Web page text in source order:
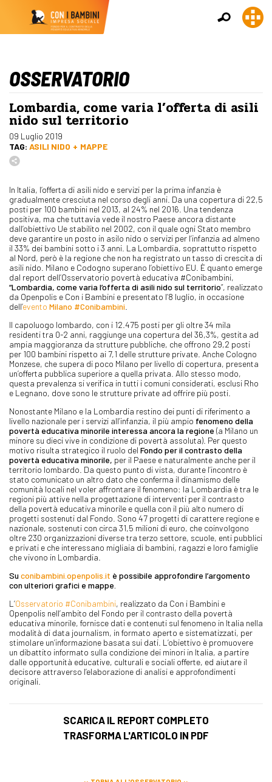
OSSERVATORIO
Lombardia, come varia l’offerta di asili
nido sul territorio
09 Luglio 2019
TAG: ASILI NIDO MAPPE
In Italia, l’offerta di asili nido e servizi per la prima infanzia è
gradualmente cresciuta nel corso degli anni. Da una copertura di 22,5
posti per 100 bambini nel 2013, al 24% nel 2016. Una tendenza
positiva, ma che tuttavia vede il nostro Paese ancora distante
dall’obiettivo Ue stabilito nel 2002, con il quale ogni Stato membro
deve garantire un posto in asilo nido o servizi per l’infanzia ad almeno
il 33% dei bambini sotto i 3 anni. La Lombardia, soprattutto rispetto
al Nord, però è la regione che non ha registrato un tasso di crescita di
asili nido. Milano e Codogno superano l’obiettivo EU. È quanto emerge
dal report dell’Osservatorio povertà educativa #Conibambini,
“Lombardia, come varia l’offerta di asili nido sul territorio”, realizzato
da Openpolis e Con i Bambini e presentato l’8 luglio, in occasione
dell’evento Milano #Conibambini
Il capoluogo lombardo, con i 12.475 posti per gli oltre 34 mila
residenti tra 0-2 anni, raggiunge una copertura del 36,3%, gestita ad
ampia maggioranza da strutture pubbliche, che offrono 29,2 posti
per 100 bambini rispetto ai 7,1 delle strutture private. Anche Cologno
Monzese, che supera di poco Milano per livello di copertura, presenta
un’offerta pubblica superiore a quella privata. Allo stesso modo,
questa prevalenza si verifica in tutti i comuni considerati, esclusi Rho
e Legnano, dove sono le strutture private ad offrire più posti.
Nonostante Milano e la Lombardia restino dei punti di riferimento a
livello nazionale per i servizi all’infanzia, il più ampio fenomeno della
povertà educativa minorile interessa ancora la regione (a Milano un
minore su dieci vive in condizione di povertà assoluta). Per questo
motivo risulta strategico il ruolo del Fondo per il contrasto della
povertà educativa minorile, per il Paese e naturalmente anche per il
territorio lombardo. Da questo punto di vista, durante l’incontro è
stato comunicato un altro dato che conferma il dinamismo delle
comunità locali nel voler affrontare il fenomeno: la Lombardia è tra le
regioni più attive nella progettazione di interventi per il contrasto
della povertà educativa minorile e quella con il più alto numero di
progetti sostenuti dal Fondo. Sono 47 progetti di carattere regione e
nazionale, sostenuti con circa 31,5 milioni di euro, che coinvolgono
oltre 230 organizzazioni diverse tra terzo settore, scuole, enti pubblici
e privati e che interessano migliaia di bambini, ragazzi e loro famiglie
che vivono in Lombardia.
Su conibambini.openpolis.it è possibile approfondire l’argomento
con ulteriori grafici e mappe.
L’Osservatorio #Conibambini, realizzato da Con i Bambini e
Openpolis nell’ambito del Fondo per il contrasto della povertà
educativa minorile, fornisce dati e contenuti sul fenomeno in Italia nella
modalità di data journalism, in formato aperto e sistematizzati, per
stimolare un’informazione basata sui dati. L’obiettivo è promuovere
un dibattito informato sulla condizione dei minori in Italia, a partire
dalle opportunità educative, culturali e sociali offerte, ed aiutare il
decisore attraverso l’elaborazione di analisi e approfondimenti
originali.
SCARICA IL REPORT COMPLETO
TRASFORMA L'ARTICOLO IN PDF